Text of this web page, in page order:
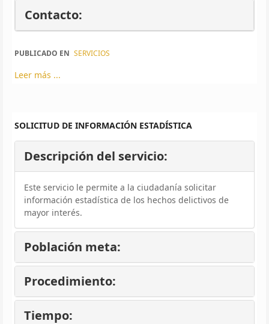
Contacto:
PUBLICADO EN SERVICIOS
Leer más ...
SOLICITUD DE INFORMACIÓN ESTADÍSTICA
Descripción del servicio:
Este servicio le permite a la ciudadanía solicitar
información estadística de los hechos delictivos de
mayor interés.
Población meta:
Procedimiento:
Tiempo: